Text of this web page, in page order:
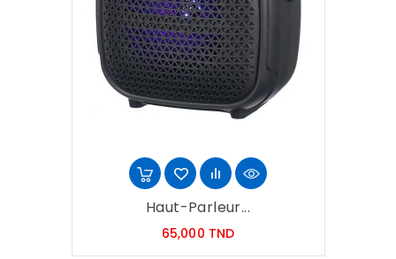
Haut-Parleur...
65,000 TNDPrix